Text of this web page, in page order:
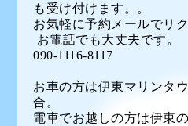
も受け付けます。。
お気軽に予約メールでリ
お電話でも大丈夫です。
090-1116-8117
お車の方は伊東マリンタ
合。
電車でお越しの方は伊東